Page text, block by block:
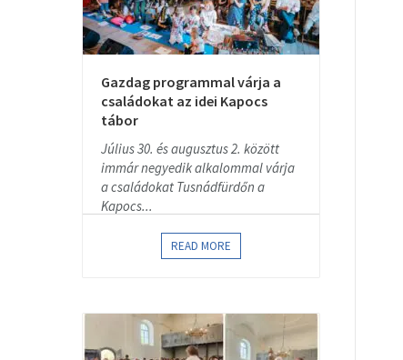
Gazdag programmal várja a
családokat az idei Kapocs
tábor
Július 30. és augusztus 2. között
immár negyedik alkalommal várja
a családokat Tusnádfürdőn a
Kapocs...
READ MORE